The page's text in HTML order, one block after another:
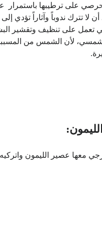
على ترطيبها باستمرار
تترك ندوباً وآثاراً تؤدي إلى
تعمل على تنظيف وتقشير
لأن الشمس من